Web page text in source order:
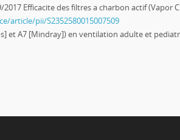
Efficacite des filtres a charbon actif
article/pii/S2352580015007509
et A7 [Mindray]) en ventilation adulte et